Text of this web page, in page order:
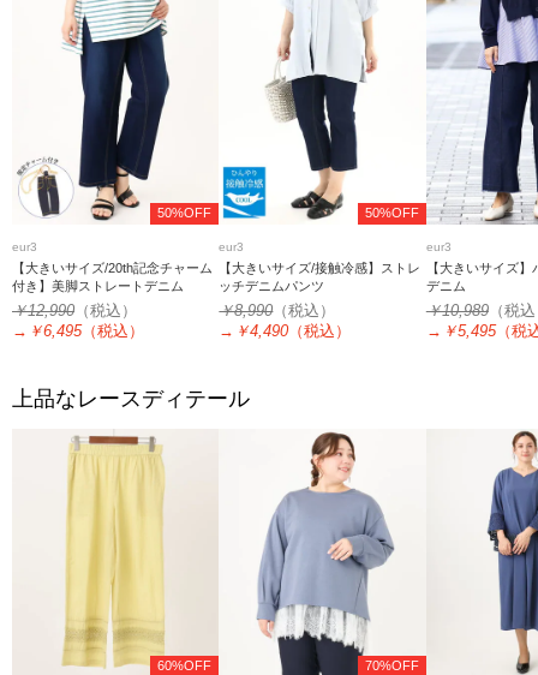
50%OFF
eur3
【大きいサイズ/20th記念チャーム
付き】美脚ストレートデニム
￥12,990 （税込）
→ ￥6,495（税込）
50%OFF
eur3
【大きいサイズ/接触冷感】ストレ
ッチデニムパンツ
￥8,990（税込）
→ ￥4,490 （税込）
eur3
【大きいサイズ
デニム
￥10,989（税
→ ￥5,495（税
上品なレースディテール
60%OFF 70%OFF